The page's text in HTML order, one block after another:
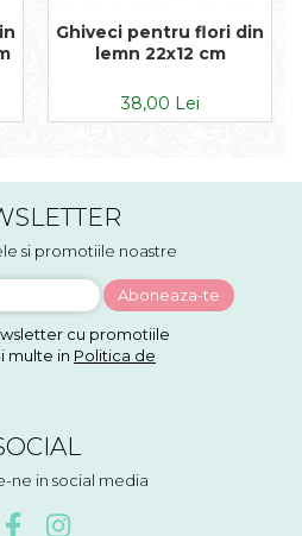
Ghiveci pentru flori din
lemn 22x12 cm
38,00 Lei
si promotiile noastre
cu promotiile
multe in Politica de
ne in social media